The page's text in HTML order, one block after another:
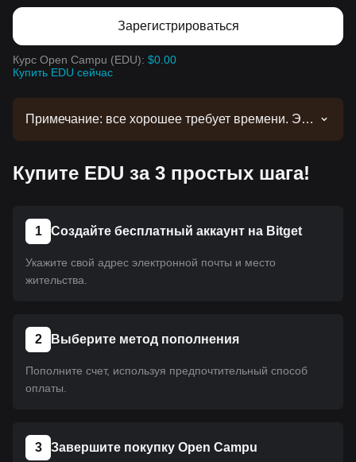
Зарегистрироваться
Курс Open Campu (EDU): $0.00
Купить EDU сейчас
Примечание: все хорошее требует времени. Эта
обновлениях листинга. Как только она появится
применимо ко всем криптовалютам,
размещенным на Bitget.
Купите EDU за 3 простых шага!
1 Создайте бесплатный аккаунт на Bitget
Укажите свой адрес электронной почты и место
жительства.
2 Выберите метод пополнения
Пополните счет, используя предпочтительный способ
оплаты.
3 Завершите покупку Open Campu